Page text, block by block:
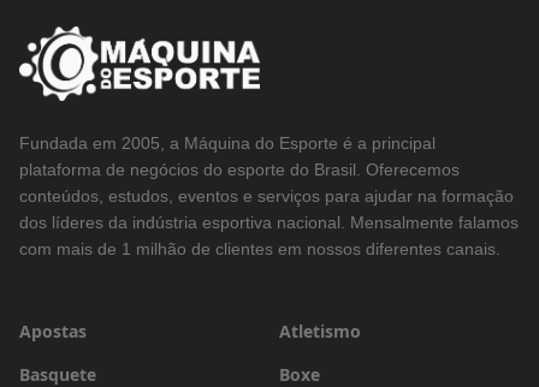
Fundada em 2005, a Máquina do Esporte é a principal
plataforma de negócios do esporte do Brasil. Oferecemos
conteúdos, estudos, eventos e serviços para ajudar na formação
dos líderes da indústria esportiva nacional. Mensalmente falamos
com mais de 1 milhão de clientes em nossos diferentes canais.
Apostas
Atletismo
Basquete
Boxe